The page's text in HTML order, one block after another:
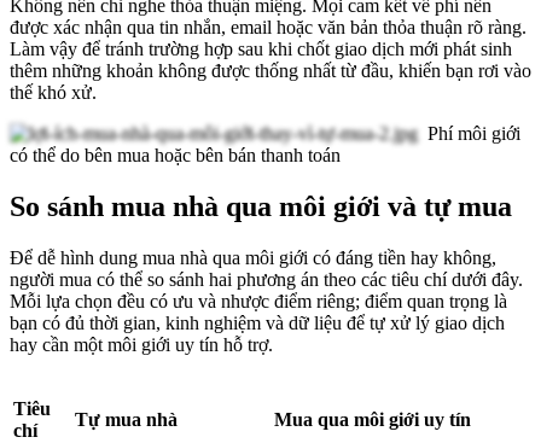
Không nên chỉ nghe thỏa thuận miệng. Mọi cam kết về phí nên
được xác nhận qua tin nhắn, email hoặc văn bản thỏa thuận rõ ràng.
Làm vậy để tránh trường hợp sau khi chốt giao dịch mới phát sinh
thêm những khoản không được thống nhất từ đầu, khiến bạn rơi vào
thế khó xử.
Phí môi giới
có thể do bên mua hoặc bên bán thanh toán
So sánh mua nhà qua môi giới và tự mua
Để dễ hình dung mua nhà qua môi giới có đáng tiền hay không,
người mua có thể so sánh hai phương án theo các tiêu chí dưới đây.
Mỗi lựa chọn đều có ưu và nhược điểm riêng; điểm quan trọng là
bạn có đủ thời gian, kinh nghiệm và dữ liệu để tự xử lý giao dịch
hay cần một môi giới uy tín hỗ trợ.
Tiêu
chí
Tự mua nhà Mua qua môi giới uy tín